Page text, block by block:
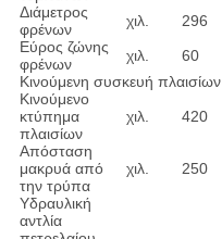
Διάμετρος
φρένων
χιλ. 296
Εύρος ζώνης
φρένων
χιλ. 60
Κινούμενη συσκευή πλαισίων
Κινούμενο
κτύπημα
πλαισίων
χιλ. 420
Απόσταση
μακρυά από
την τρύπα
χιλ. 250
Υδραυλική
αντλία